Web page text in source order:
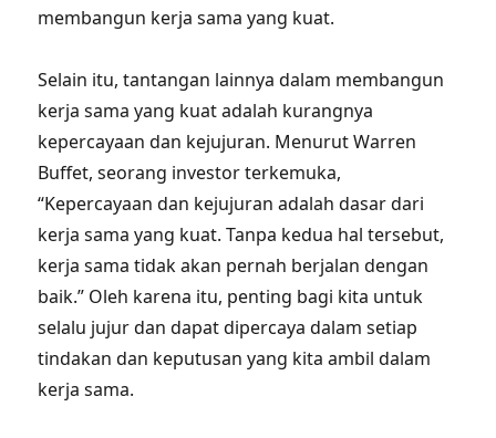
membangun kerja sama yang kuat.
Selain itu, tantangan lainnya dalam membangun
kerja sama yang kuat adalah kurangnya
kepercayaan dan kejujuran. Menurut Warren
Buffet, seorang investor terkemuka,
“Kepercayaan dan kejujuran adalah dasar dari
kerja sama yang kuat. Tanpa kedua hal tersebut,
kerja sama tidak akan pernah berjalan dengan
baik.” Oleh karena itu, penting bagi kita untuk
selalu jujur dan dapat dipercaya dalam setiap
tindakan dan keputusan yang kita ambil dalam
kerja sama.